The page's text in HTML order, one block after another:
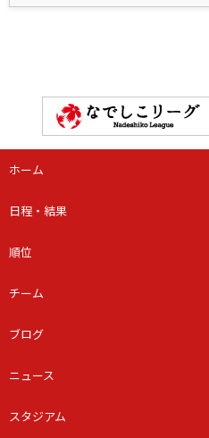
ホーム
日程・結果
順位
チーム
ブログ
ニュース
スタジアム